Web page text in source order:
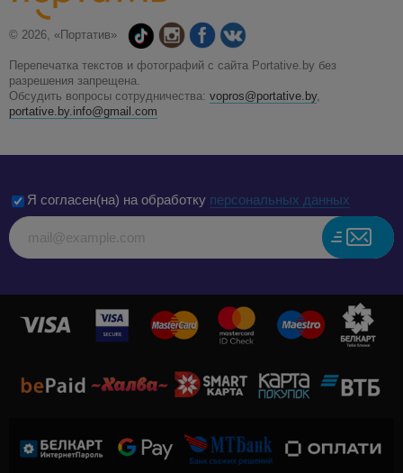
© 2026, «Портатив»
Перепечатка текстов и фотографий с сайта Portative.by без
разрешения запрещена.
Обсудить вопросы сотрудничества: vopros@portative.by,
portative.by.info@gmail.com
Я согласен(на) на обработку персональных данных